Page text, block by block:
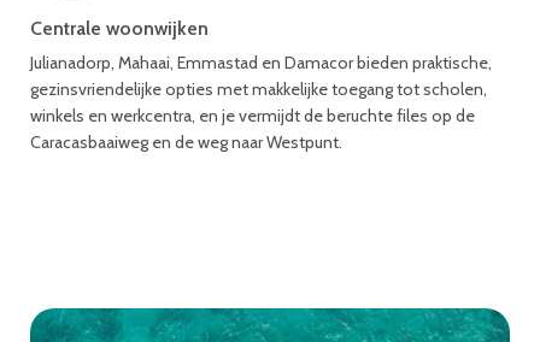
Centrale woonwijken
Julianadorp, Mahaai, Emmastad en Damacor bieden praktische,
gezinsvriendelijke opties met makkelijke toegang tot scholen,
winkels en werkcentra, en je vermijdt de beruchte files op de
Caracasbaaiweg en de weg naar Westpunt.